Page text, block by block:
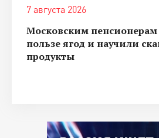
7 августа 2026
Московским пенсионерам
пользе ягод и научили
продукты